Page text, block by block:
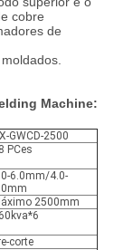
cobre
de
Machine:
GWCD-2500
PCes
6.0mm/4.0-
2500mm
corte